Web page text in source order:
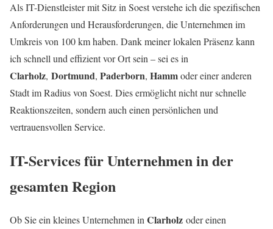
Als IT-Dienstleister mit Sitz in Soest verstehe ich die spezifischen
Anforderungen und Herausforderungen, die Unternehmen im
Umkreis von 100 km haben. Dank meiner lokalen Präsenz kann
ich schnell und effizient vor Ort sein – sei es in
Clarholz, Dortmund, Paderborn, Hammoder einer anderen
Stadt im Radius von Soest. Dies ermöglicht nicht nur schnelle
Reaktionszeiten, sondern auch einen persönlichen und
vertrauensvollen Service.
IT-Services für Unternehmen in der
gesamten Region
Ob Sie ein kleines Unternehmen in Clarholz oder einen